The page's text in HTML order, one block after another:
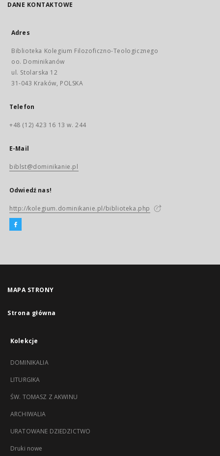
DANE KONTAKTOWE
Adres
Biblioteka Kolegium Filozoficzno-Teologicznego
oo. Dominikanów
ul. Stolarska 12
31-043 Kraków, POLSKA
Telefon
+48 (12) 423 16 13 w. 244
E-Mail
biblst@dominikanie.pl
Odwiedź nas!
http://kolegium.dominikanie.pl/biblioteka.php
MAPA STRONY
Strona główna
Kolekcje
DOMINIKALIA
LITURGIKA
ŚW. TOMASZ Z AKWINU
ARCHIWALIA
URATOWANE DZIEDZICTWO
Druki nowe